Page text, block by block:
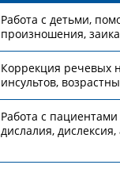
Работа с детьми,
произношения,
Коррекция речевых
инсультов,
Работа с
дислалия,